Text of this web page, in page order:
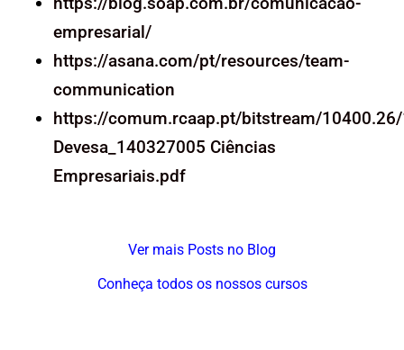
empresarial/
https://asana.com/pt/resources/team-
communication
https://comum.rcaap.pt/bitstream/
Devesa_140327005 Ciências
Empresariais.pdf
Ver mais Posts no Blog
Conheça todos os nossos cursos